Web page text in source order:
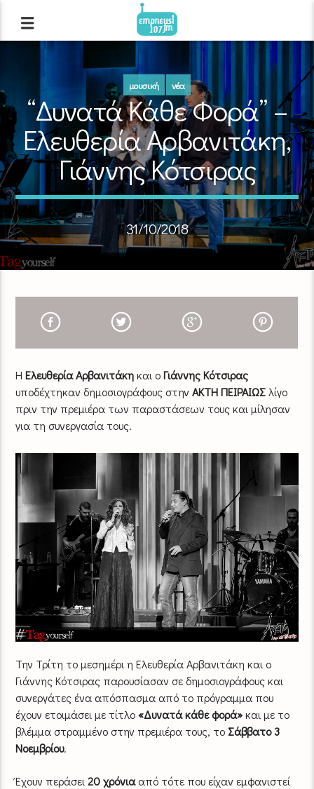
μουσική νέα
“Δυνατά Κάθε Φορά” –
Ελευθερία Αρβανιτάκη,
Γιάννης Κότσιρας
31/10/2018
ΗΕλευθερία Αρβανιτάκηκαι οΓιάννης Κότσιρας
υποδέχτηκαν δημοσιογράφους στηνΑΚΤΗ ΠΕΙΡΑΙΩΣλίγο
πριν την πρεμιέρα των παραστάσεων τους και μίλησαν
για τη συνεργασία τους.
Την Τρίτη το μεσημέρι η Ελευθερία Αρβανιτάκη και ο
Γιάννης Κότσιρας παρουσίασαν σε δημοσιογράφους και
συνεργάτες ένα απόσπασμα από το πρόγραμμα που
έχουν ετοιμάσει με τίτλο«Δυνατά κάθε φορά»και με το
βλέμμα στραμμένο στην πρεμιέρα τους, το Σάββατο 3
Νοεμβρίου.
Έχουν περάσει 20 χρόνιααπό τότε που είχαν εμφανιστεί